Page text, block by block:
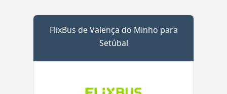
FlixBus de Valença do Minho para
Setúbal